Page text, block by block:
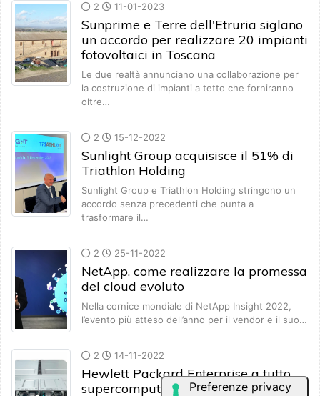
2 11-01-2023
Sunprime e Terre dell'Etruria siglano
un accordo per realizzare 20 impianti
fotovoltaici in Toscana
Le due realtà annunciano una collaborazione per
la costruzione di impianti a tetto che forniranno
oltre…
2 15-12-2022
Sunlight Group acquisisce il 51% di
Triathlon Holding
Sunlight Group e Triathlon Holding stringono un
accordo senza precedenti che punta a
trasformare il…
2 25-11-2022
NetApp, come realizzare la promessa
del cloud evoluto
Nella cornice mondiale di NetApp Insight 2022,
l’evento più atteso dell’anno per il vendor e il suo…
2 14-11-2022
Hewlett Packard Enterprise a tutto
supercomputing con il nuovo